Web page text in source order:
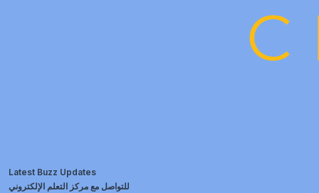
Latest Buzz Updates
للتواصل مع مركز التعلم الإلكتروني